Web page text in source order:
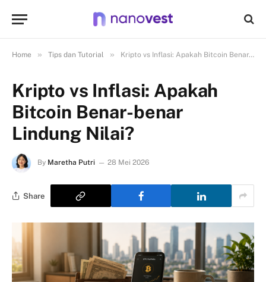
Home » Tips dan Tutorial » Kripto vs Inflasi: Apakah Bitcoin Benar-benar Lindung Nilai?
Kripto vs Inflasi: Apakah
Bitcoin Benar-benar
Lindung Nilai?
By Maretha Putri 28 Mei 2026
Share